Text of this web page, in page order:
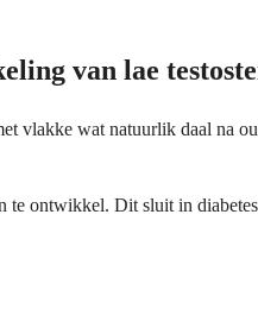
van lae
vlakke wat natuurlik daal na
te ontwikkel. Dit sluit in